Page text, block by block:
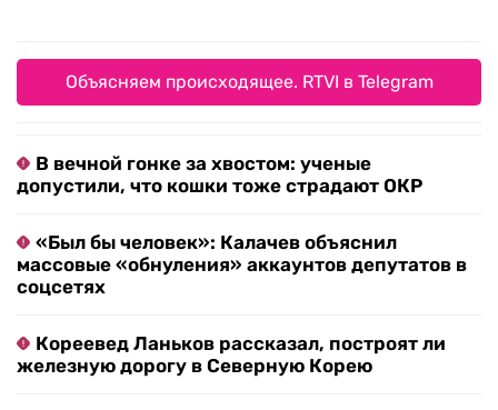
Объясняем происходящее. RTVI в Telegram
В вечной гонке за хвостом: ученые
допустили, что кошки тоже страдают ОКР
«Был бы человек»: Калачев объяснил
массовые «обнуления» аккаунтов депутатов в
соцсетях
Кореевед Ланьков рассказал, построят ли
железную дорогу в Северную Корею